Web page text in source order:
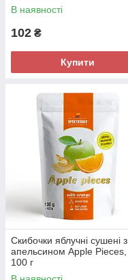
В наявності
102 ₴
Купити
Скибочки яблучні сушені з
апельсином Apple Pieces,
100 г